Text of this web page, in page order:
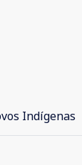
Indígenas